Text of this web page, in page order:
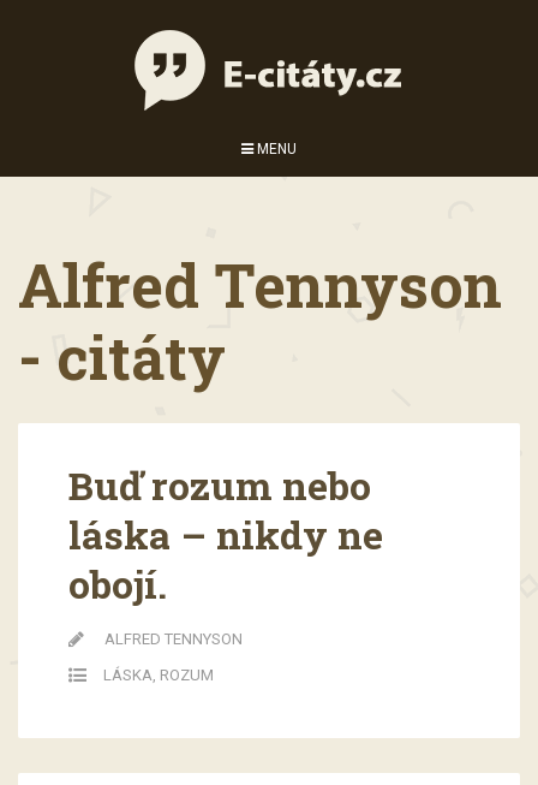
MENU
Alfred Tennyson
- citáty
Buď rozum nebo
láska – nikdy ne
obojí.
ALFRED TENNYSON
LÁSKA, ROZUM